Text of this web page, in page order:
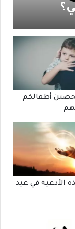
أطفالكم
الأدعية في عيد